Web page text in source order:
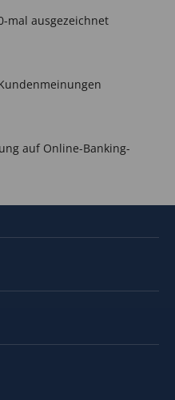
mal ausgezeichnet
auf Online-Banking-